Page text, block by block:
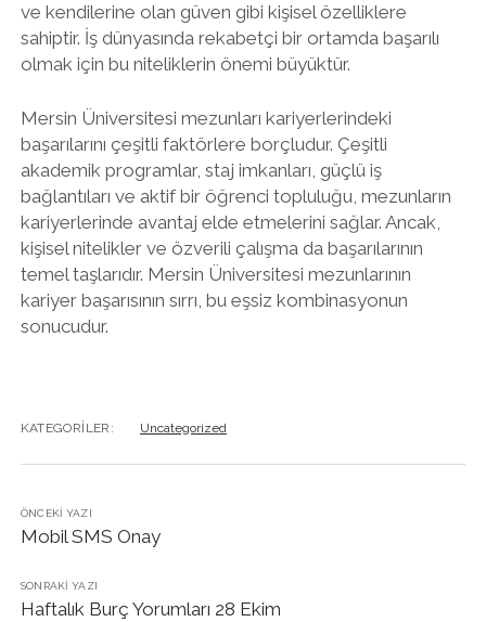
ve kendilerine olan güven gibi kişisel özelliklere
sahiptir. İş dünyasında rekabetçi bir ortamda başarılı
olmak için bu niteliklerin önemi büyüktür.
Mersin Üniversitesi mezunları kariyerlerindeki
başarılarını çeşitli faktörlere borçludur. Çeşitli
akademik programlar, staj imkanları, güçlü iş
bağlantıları ve aktif bir öğrenci topluluğu, mezunların
kariyerlerinde avantaj elde etmelerini sağlar. Ancak,
kişisel nitelikler ve özverili çalışma da başarılarının
temel taşlarıdır. Mersin Üniversitesi mezunlarının
kariyer başarısının sırrı, bu eşsiz kombinasyonun
sonucudur.
KATEGORILER: Uncategorized
ÖNCEKI YAZI
Mobil SMS Onay
SONRAKI YAZI
Haftalık Burç Yorumları 28 Ekim